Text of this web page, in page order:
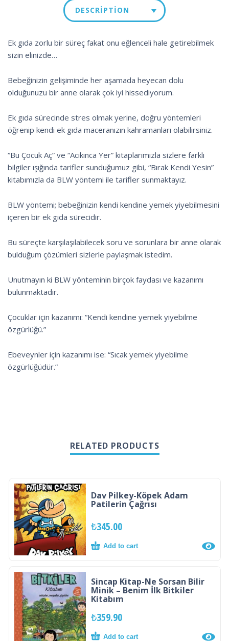
DESCRIPTION
Ek gıda zorlu bir süreç fakat onu eğlenceli hale getirebilmek
sizin elinizde…
Bebeğinizin gelişiminde her aşamada heyecan dolu
olduğunuzu bir anne olarak çok iyi hissediyorum.
Ek gıda sürecinde stres olmak yerine, doğru yöntemleri
öğrenip kendi ek gıda maceranızın kahramanları olabilirsiniz.
“Bu Çocuk Aç” ve “Acıkınca Yer” kitaplarımızla sizlere farklı
bilgiler ışığında tarifler sunduğumuz gibi, “Bırak Kendi Yesin”
kitabımızla da BLW yöntemi ile tarifler sunmaktayız.
BLW yöntemi; bebeğinizin kendi kendine yemek yiyebilmesini
içeren bir ek gıda sürecidir.
Bu süreçte karşılaşılabilecek soru ve sorunlara bir anne olarak
bulduğum çözümleri sizlerle paylaşmak istedim.
Unutmayın ki BLW yönteminin birçok faydası ve kazanımı
bulunmaktadır.
Çocuklar için kazanımı: “Kendi kendine yemek yiyebilme
özgürlüğü.”
Ebeveynler için kazanımı ise: “Sıcak yemek yiyebilme
özgürlüğüdür.”
RELATED PRODUCTS
Dav Pilkey-Köpek Adam
Patilerin Çağrısı
₺345.00
Add to cart
Sincap Kitap-Ne Sorsan Bilir
Minik – Benim İlk Bitkiler
Kitabım
₺359.90
Add to cart